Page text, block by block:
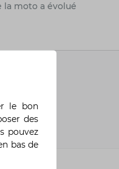
la moto a évolué
le bon
des
pouvez
bas de